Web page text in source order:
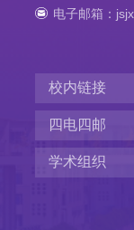
电子邮箱：
校内链接
四电四邮
学术组织